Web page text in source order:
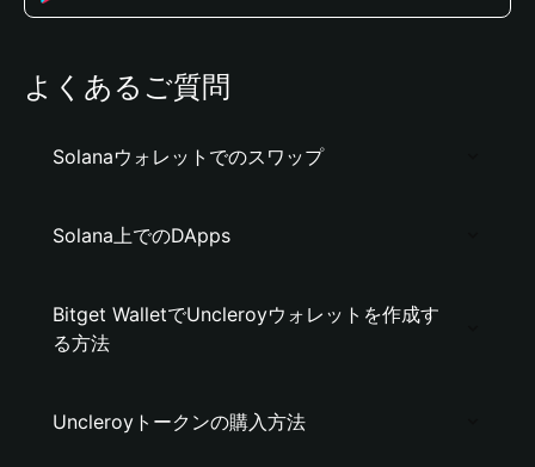
よくあるご質問
Solanaウォレットでのスワップ
Solana上でのDApps
Bitget WalletでUncleroyウォレットを作成す
る方法
Uncleroyトークンの購入方法